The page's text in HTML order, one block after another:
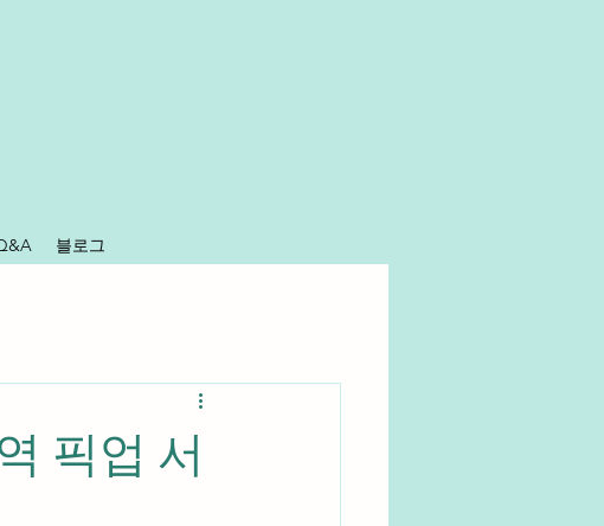
블로그
픽업 서